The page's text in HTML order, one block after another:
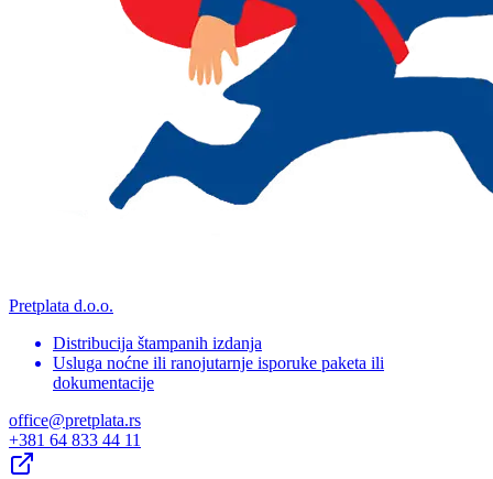
Pretplata d.o.o.
Distribucija štampanih izdanja
Usluga noćne ili ranojutarnje isporuke paketa ili
dokumentacije
office@pretplata.rs
+381 64 833 44 11